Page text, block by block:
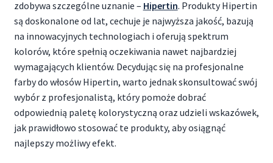
zdobywa szczególne uznanie – Hipertin. Produkty Hipertin
są doskonalone od lat, cechuje je najwyższa jakość, bazują
na innowacyjnych technologiach i oferują spektrum
kolorów, które spełnią oczekiwania nawet najbardziej
wymagających klientów. Decydując się na profesjonalne
farby do włosów Hipertin, warto jednak skonsultować swój
wybór z profesjonalistą, który pomoże dobrać
odpowiednią paletę kolorystyczną oraz udzieli wskazówek,
jak prawidłowo stosować te produkty, aby osiągnąć
najlepszy możliwy efekt.